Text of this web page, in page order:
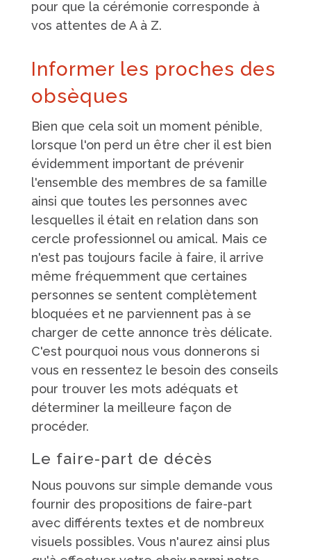
pour que la cérémonie corresponde à
vos attentes de A à Z.
Informer les proches des
obsèques
Bien que cela soit un moment pénible,
lorsque l'on perd un être cher il est bien
évidemment important de prévenir
l'ensemble des membres de sa famille
ainsi que toutes les personnes avec
lesquelles il était en relation dans son
cercle professionnel ou amical. Mais ce
n'est pas toujours facile à faire, il arrive
même fréquemment que certaines
personnes se sentent complètement
bloquées et ne parviennent pas à se
charger de cette annonce très délicate.
C'est pourquoi nous vous donnerons si
vous en ressentez le besoin des conseils
pour trouver les mots adéquats et
déterminer la meilleure façon de
procéder.
Le faire-part de décès
Nous pouvons sur simple demande vous
fournir des propositions de faire-part
avec différents textes et de nombreux
visuels possibles. Vous n'aurez ainsi plus